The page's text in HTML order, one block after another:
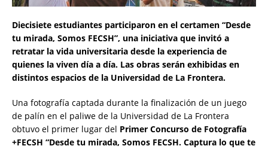
Diecisiete estudiantes participaron en el certamen “Desde
tu mirada, Somos FECSH”, una iniciativa que invitó a
retratar la vida universitaria desde la experiencia de
quienes la viven día a día. Las obras serán exhibidas en
distintos espacios de la Universidad de La Frontera.
Una fotografía captada durante la finalización de un juego
de palín en el paliwe de la Universidad de La Frontera
obtuvo el primer lugar del Primer Concurso de Fotografía
+FECSH “Desde tu mirada, Somos FECSH. Captura lo que te